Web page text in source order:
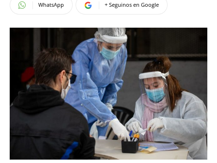
WhatsApp + Seguinos en Google